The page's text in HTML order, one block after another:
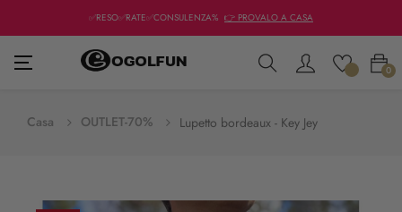
✅RESO✅RATE✅CONSULENZA% 👉 PROVALO A CASA
navigazione
☰ 0
Casa OUTLET-70% Lupetto bordeaux - Key Jey